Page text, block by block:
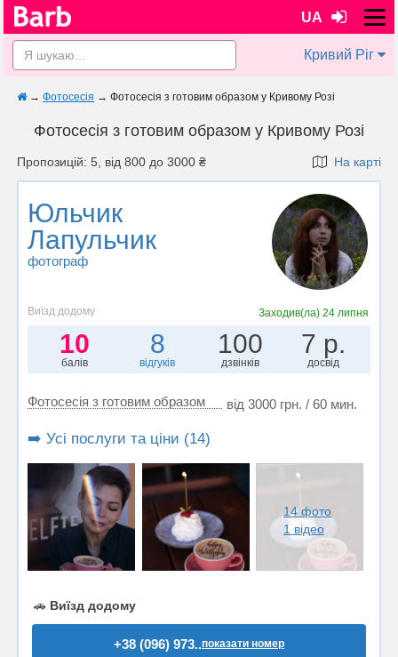
UA
Кривий Ріг
→ Фотосесія → Фотосесія з готовим образом у Кривому Розі
Фотосесія з готовим образом у Кривому Розі
Пропозицій: 5, від 800 до 3000 ₴ На карті
Юльчик
Лапульчик
фотограф
Виїзд додому Заходив(ла) 24 липня
10
балів
8
відгуків
100
дзвінків
7 р.
досвід
Фотосесія з готовим образом від 3000 грн. / 60 мин.
➡️ Усі послуги та ціни (14)
14 фото
1 відео
🚗 Виїзд додому
+38 (096) 973..показати номер